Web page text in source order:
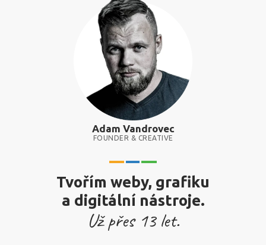
Adam Vandrovec
FOUNDER & CREATIVE
Tvořím weby, grafiku
a digitální nástroje.
Už přes 13let.